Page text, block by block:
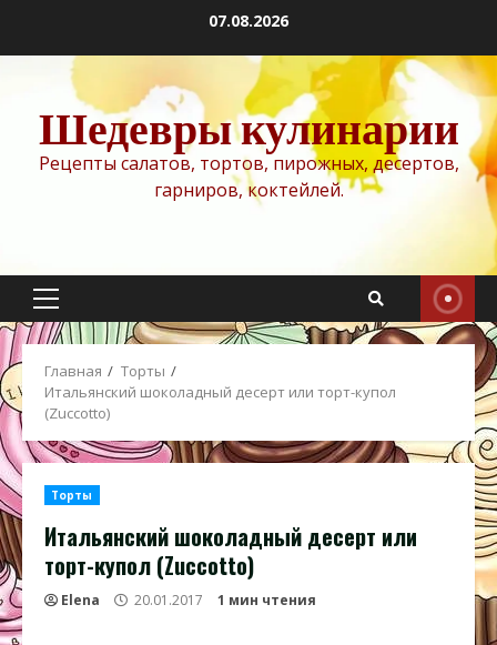
содержимому
07.08.2026
Шедевры кулинарии
Рецепты салатов, тортов, пирожных, десертов,
гарниров, коктейлей.
Основное
меню
Главная
Торты
Итальянский шоколадный десерт или торт-купол
(Zuccotto)
Торты
Итальянский шоколадный десерт или
торт-купол (Zuccotto)
Elena 20.01.2017 1 мин чтения